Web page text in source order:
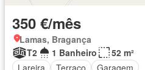
350 €/mês
Lamas, Bragança
T2
1 Banheiro
52 m²
Lareira
Terraço Garagem